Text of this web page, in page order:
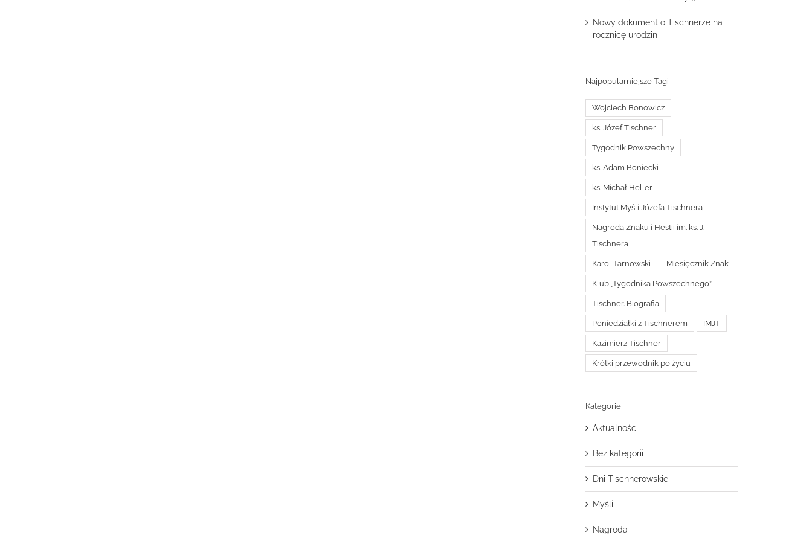
Nowy dokument o Tischnerze na
rocznicę urodzin
Najpopularniejsze Tagi
Wojciech Bonowicz
ks. Józef Tischner
Tygodnik Powszechny
ks. Adam Boniecki
ks. Michał Heller
Instytut Myśli Józefa Tischnera
Nagroda Znaku i Hestii im. ks. J.
Tischnera
Karol Tarnowski Miesięcznik Znak
Klub „Tygodnika Powszechnego”
Tischner. Biografia
Poniedziałki z Tischnerem IMJT
Kazimierz Tischner
Krótki przewodnik po życiu
Kategorie
Aktualności
Bez kategorii
Dni Tischnerowskie
Myśli
Nagroda